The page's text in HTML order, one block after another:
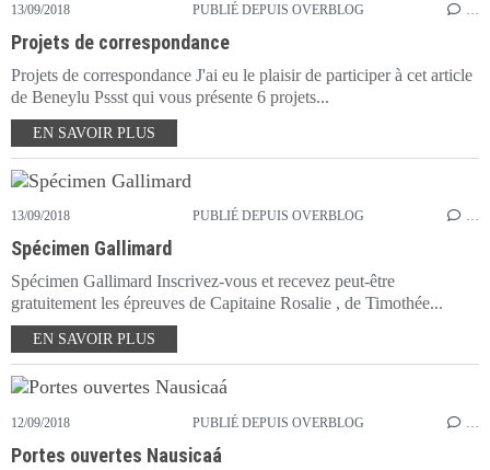
13/09/2018 PUBLIÉ DEPUIS OVERBLOG
Projets de correspondance
Projets de correspondance J'ai eu le plaisir de participer à cet article
de Beneylu Pssst qui vous présente 6 projets...
EN SAVOIR PLUS
13/09/2018 PUBLIÉ DEPUIS OVERBLOG …
Spécimen Gallimard
Spécimen Gallimard Inscrivez-vous et recevez peut-être
gratuitement les épreuves de Capitaine Rosalie , de Timothée...
EN SAVOIR PLUS
12/09/2018 PUBLIÉ DEPUIS OVERBLOG
Portes ouvertes Nausicaá